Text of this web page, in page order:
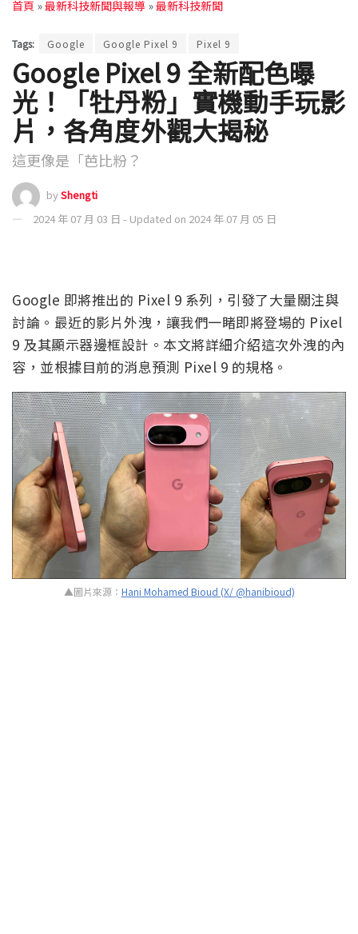
首頁 »最新科技新聞與報導 »最新科技新聞
Tags: Google Google Pixel 9 Pixel 9
Google Pixel 9 全新配色曝
光！「牡丹粉」實機動手玩影
片，各角度外觀大揭秘
這更像是「芭比粉？
byShengti
2024 年 07 月 03 日 - Updated on 2024 年 07 月 05 日
Google 即將推出的 Pixel 9 系列，引發了大量關注與
討論。最近的影片外洩，讓我們一睹即將登場的 Pixel
9 及其顯示器邊框設計。本文將詳細介紹這次外洩的內
容，並根據目前的消息預測 Pixel 9 的規格。
▲圖片來源： Hani Mohamed Bioud (X/ @hanibioud)